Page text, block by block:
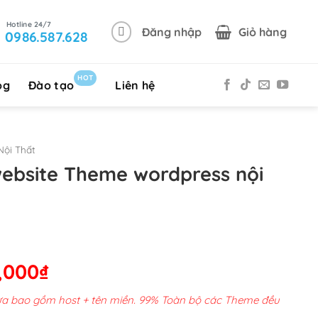
0986.587.628 Đăng nhập Giỏ hàng
Đào tạo
HOT
Liên hệ
Thất
Theme wordpress nội
₫Giá
hiện
tại
bao gồm host + tên miền. 99% Toàn bộ các Theme đều